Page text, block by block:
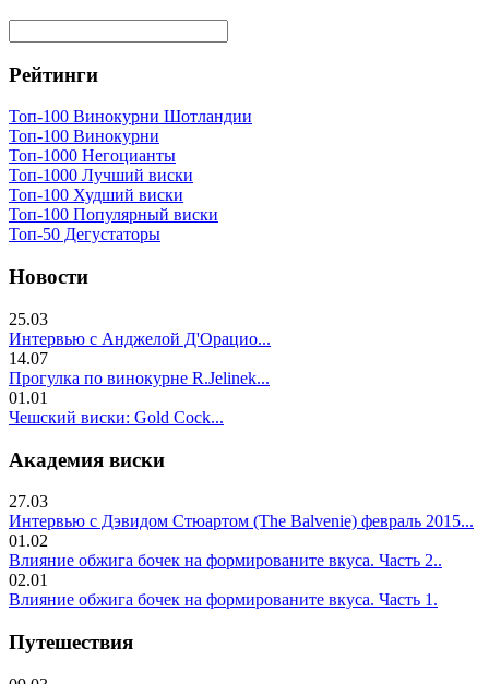
Рейтинги
Топ-100 Винокурни Шотландии
Топ-100 Винокурни
Топ-1000 Негоцианты
Топ-1000 Лучший виски
Топ-100 Худший виски
Топ-100 Популярный виски
Топ-50 Дегустаторы
Новости
25.03
Интервью с Анджелой Д'Орацио...
14.07
Прогулка по винокурне R.Jelinek...
01.01
Чешский виски: Gold Cock...
Академия виски
27.03
Интервью с Дэвидом Стюартом (The Balvenie) февраль 2015...
01.02
Влияние обжига бочек на формированите вкуса. Часть 2..
02.01
Влияние обжига бочек на формированите вкуса. Часть 1.
Путешествия